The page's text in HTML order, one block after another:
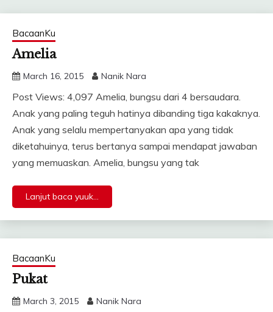
BacaanKu
Amelia
March 16, 2015 Nanik Nara
Post Views: 4,097 Amelia, bungsu dari 4 bersaudara.
Anak yang paling teguh hatinya dibanding tiga kakaknya.
Anak yang selalu mempertanyakan apa yang tidak
diketahuinya, terus bertanya sampai mendapat jawaban
yang memuaskan. Amelia, bungsu yang tak
Lanjut baca yuuk...
BacaanKu
Pukat
March 3, 2015 Nanik Nara